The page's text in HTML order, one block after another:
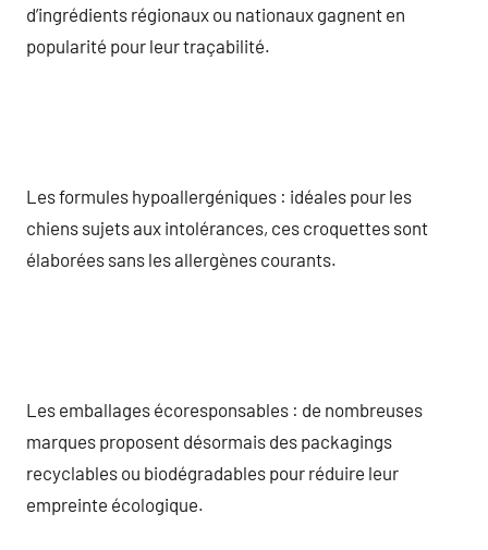
d’ingrédients régionaux ou nationaux gagnent en
popularité pour leur traçabilité.
Les formules hypoallergéniques : idéales pour les
chiens sujets aux intolérances, ces croquettes sont
élaborées sans les allergènes courants.
Les emballages écoresponsables : de nombreuses
marques proposent désormais des packagings
recyclables ou biodégradables pour réduire leur
empreinte écologique.